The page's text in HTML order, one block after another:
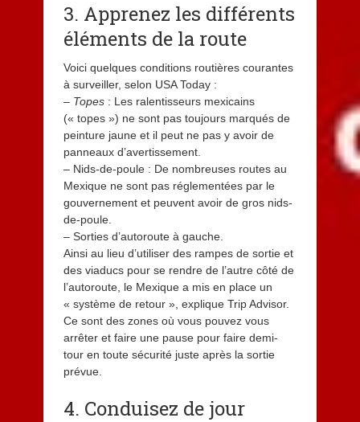
3. Apprenez les différents
éléments de la route
Voici quelques conditions routières courantes
à surveiller, selon USA Today :
– Topes : Les ralentisseurs mexicains
(« topes ») ne sont pas toujours marqués de
peinture jaune et il peut ne pas y avoir de
panneaux d’avertissement.
– Nids-de-poule : De nombreuses routes au
Mexique ne sont pas réglementées par le
gouvernement et peuvent avoir de gros nids-
de-poule.
– Sorties d’autoroute à gauche.
Ainsi au lieu d’utiliser des rampes de sortie et
des viaducs pour se rendre de l’autre côté de
l’autoroute, le Mexique a mis en place un
« système de retour », explique Trip Advisor.
Ce sont des zones où vous pouvez vous
arrêter et faire une pause pour faire demi-
tour en toute sécurité juste après la sortie
prévue.
4. Conduisez de jour